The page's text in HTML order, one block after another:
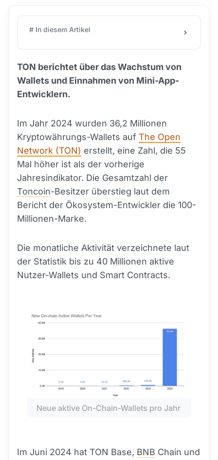
# In diesem Artikel
TON berichtet über das Wachstum von
Wallets und Einnahmen von Mini-App-
Entwicklern.
Im Jahr 2024 wurden 36,2 Millionen
Kryptowährungs-Wallets auf The Open
Network (TON) erstellt, eine Zahl, die 55
Mal höher ist als der vorherige
Jahresindikator. Die Gesamtzahl der
Toncoin-Besitzer überstieg laut dem
Bericht der Ökosystem-Entwickler die 100-
Millionen-Marke.
Die monatliche Aktivität verzeichnete laut
der Statistik bis zu 40 Millionen aktive
Nutzer-Wallets und Smart Contracts.
Neue aktive On-Chain-Wallets pro Jahr
Im Juni 2024 hat TON Base, BNB Chain und